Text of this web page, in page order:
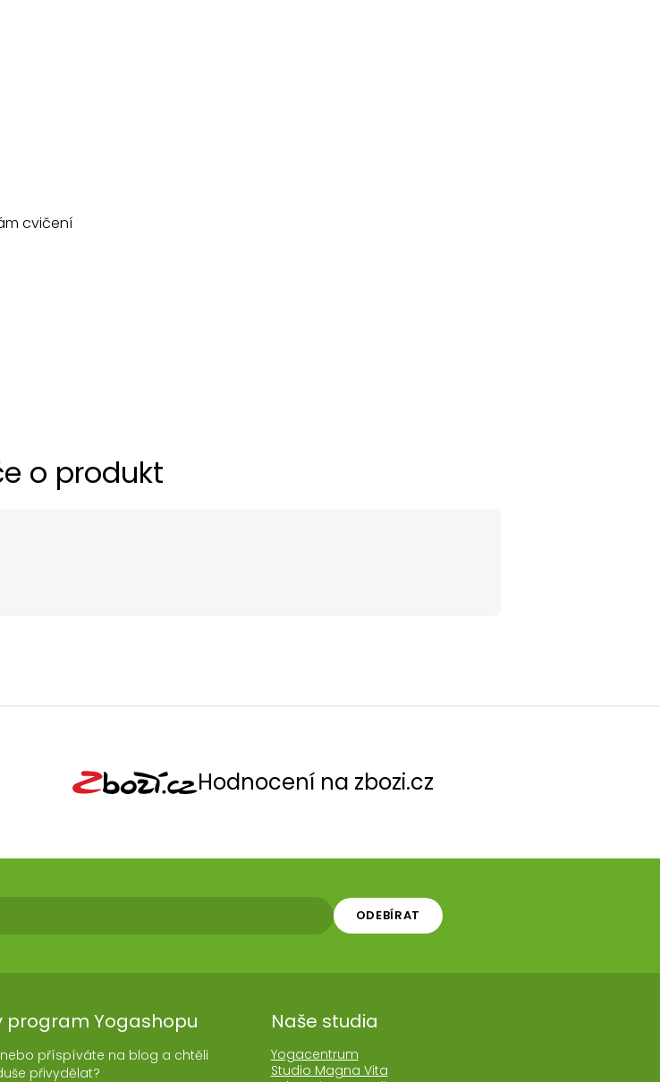
cvičení
o produkt
Hodnocení na zbozi.cz
ODEBÍRAT
program Yogashopu
příspíváte na blog a chtěli
přivydělat?
Naše studia
Yogacentrum
Studio Magna Vita